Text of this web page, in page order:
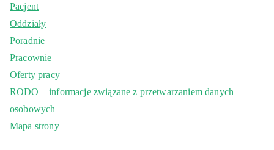
Pacjent
Oddziały
Poradnie
Pracownie
Oferty pracy
RODO – informacje związane z przetwarzaniem danych
osobowych
Mapa strony